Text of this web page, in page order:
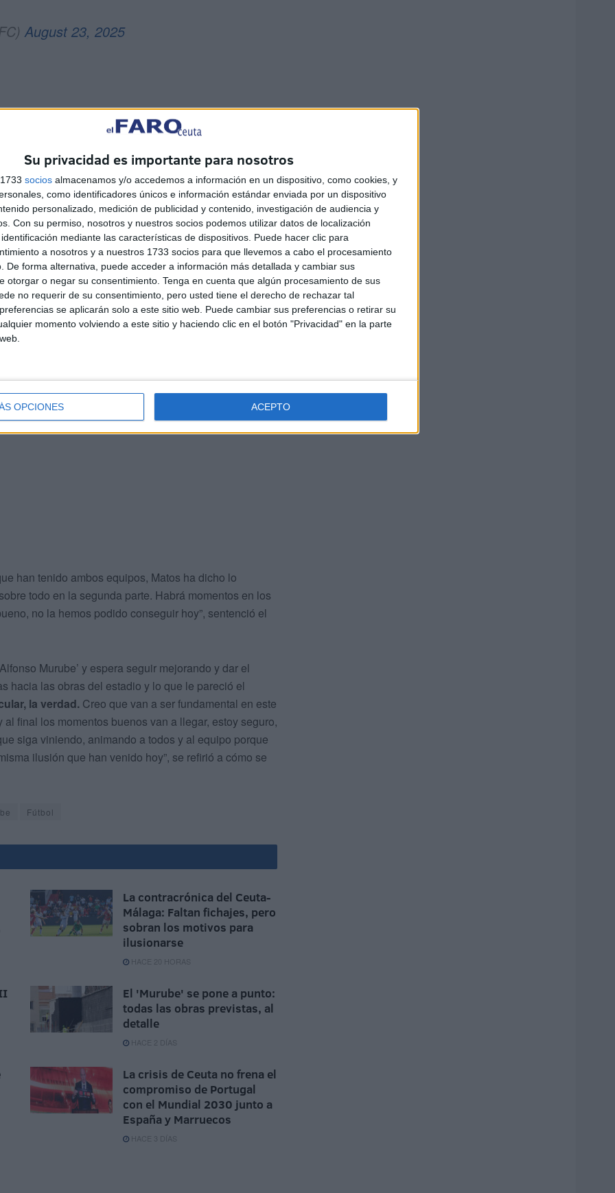
Su privacidad es importante para nosotros
socios almacenamos y/o accedemos a información en un dispositivo, como cookies, y
como identificadores únicos e información estándar enviada por un dispositivo
personalizado, medición de publicidad y contenido, investigación de audiencia y
Con su permiso, nosotros y nuestros socios podemos utilizar datos de localización
mediante las características de dispositivos. Puede hacer clic para
a nosotros y a nuestros 1733 socios para que llevemos a cabo el procesamiento
De forma alternativa, puede acceder a información más detallada y cambiar sus
otorgar o negar su consentimiento. Tenga en cuenta que algún procesamiento de sus
no requerir de su consentimiento, pero usted tiene el derecho de rechazar tal
se aplicarán solo a este sitio web. Puede cambiar sus preferencias o retirar su
momento volviendo a este sitio y haciendo clic en el botón "Privacidad" en la parte
OPCIONES ACEPTO
August 23, 2025
las esperanzas del Ceutay es que cayó como un
final, ellos han tenido esa ocasión. Se han puesto
el equipo no se ha dejado caer, ha seguido ahí
ha entrado, creo que también por mérito de del portero
de Yáñez.
de esperanza: “Hay que seguir luchando, seguir
un paso hoy adelante, se tiene que ver esa ilusión,
han tenido ambos equipos, Matos ha dicho lo
todo en la segunda parte. Habrá momentos en los
no la hemos podido conseguir hoy”, sentenció el
Murube’ y espera seguir mejorando y dar el
hacia las obras del estadio y lo que le pareció el
la verdad. Creo que van a ser fundamental en este
final los momentos buenos van a llegar, estoy seguro,
siga viniendo, animando a todos y al equipo porque
ilusión que han venido hoy”, se refirió a cómo se
Fútbol
La contracrónica del Ceuta-
Málaga: Faltan fichajes, pero
sobran los motivos para
ilusionarse
HACE 20 HORAS
El 'Murube' se pone a punto:
todas las obras previstas, al
detalle
HACE 2 DÍAS
La crisis de Ceuta no frena el
compromiso de Portugal
con el Mundial 2030 junto a
España y Marruecos
HACE 3 DÍAS